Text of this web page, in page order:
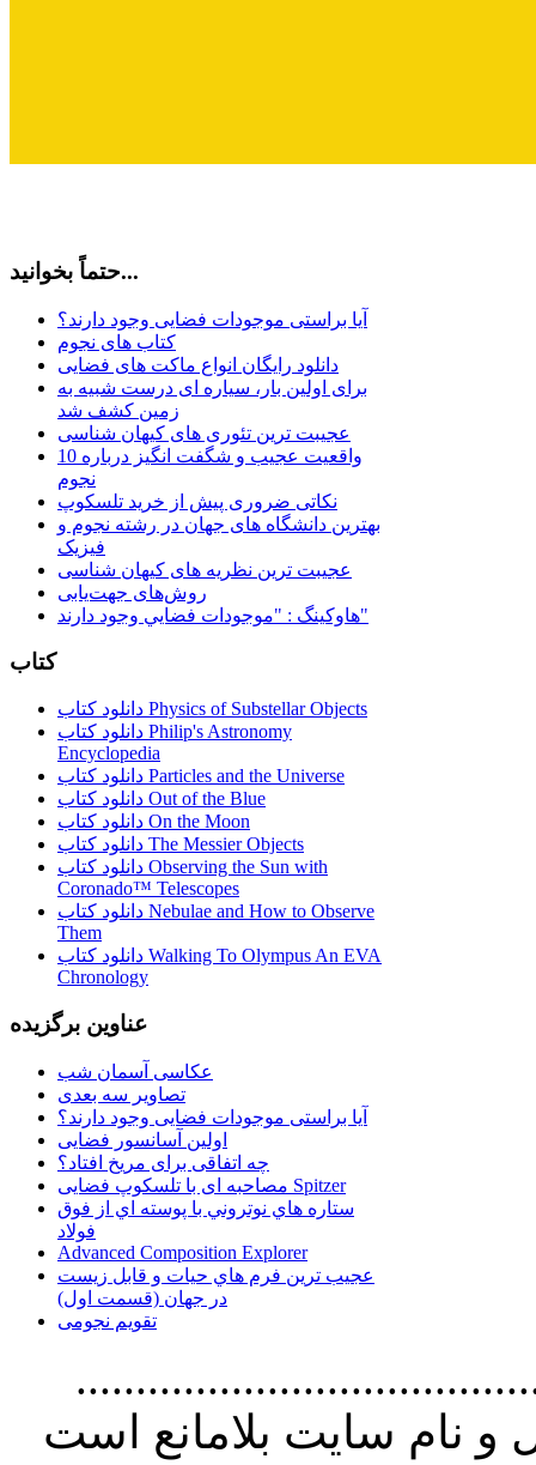
حتماً بخوانید...
آیا براستی موجودات فضایی وجود دارند؟
کتاب های نجوم
دانلود رایگان انواع ماکت های فضایی
برای اولین بار، سیاره ای درست شبیه به
زمین کشف شد
عجیبت ترین تئوری های کیهان شناسی
10 واقعیت عجیب و شگفت انگیز درباره
نجوم
نکاتی ضروری پیش از خرید تلسکوپ
بهترین دانشگاه های جهان در رشته نجوم و
فیزیک
عجیبت ترین نظریه های کیهان شناسی
روش‌های جهت‌یابی
هاوكينگ : "موجودات فضايي وجود دارند"
کتاب
دانلود کتاب Physics of Substellar Objects
دانلود کتاب Philip's Astronomy
Encyclopedia
دانلود کتاب Particles and the Universe
دانلود کتاب Out of the Blue
دانلود کتاب On the Moon
دانلود کتاب The Messier Objects
دانلود کتاب Observing the Sun with
Coronado™ Telescopes
دانلود کتاب Nebulae and How to Observe
Them
دانلود کتاب Walking To Olympus An EVA
Chronology
عناوین برگزیده
عکاسی آسمان شب
تصاویر سه بعدی
آیا براستی موجودات فضایی وجود دارند؟
اولین آسانسور فضایی
چه اتفاقی برای مریخ افتاد؟
مصاحبه ای با تلسکوپ فضایی Spitzer
ستاره هاي نوتروني با پوسته اي از فوق
فولاد
Advanced Composition Explorer
عجیب ترین فرم هاي حيات و قابل زيست
در جهان (قسمت اول)
تقویم نجومی
استفاده از
نام سايت بلامانع است